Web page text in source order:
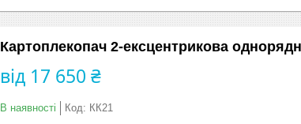
Картоплекопач 2-ексцентрикова
від 17 650 ₴
В наявності Код: КК21